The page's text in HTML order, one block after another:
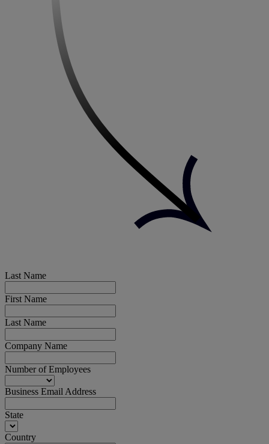
Last Name
First Name
Last Name
Company Name
Number of Employees
Business Email Address
State
Country